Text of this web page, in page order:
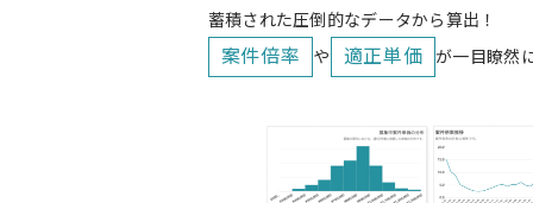
蓄積された圧倒的なデータから算出！
案件倍率 や 適正単価 が一目瞭然